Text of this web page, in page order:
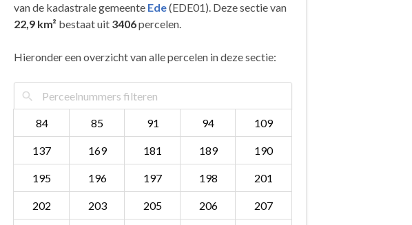
van de kadastrale gemeente Ede(EDE01). Deze sectie van
22,9 km² bestaat uit 3406percelen.
Hieronder een overzicht van alle percelen in deze sectie:
84 85 91 94 109
137 169 181 189 190
195 196 197 198 201
202 203 205 206 207